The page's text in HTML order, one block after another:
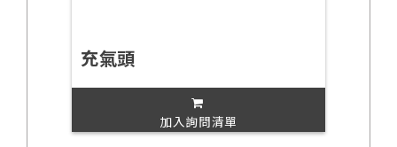
充氣頭
加入詢問清單